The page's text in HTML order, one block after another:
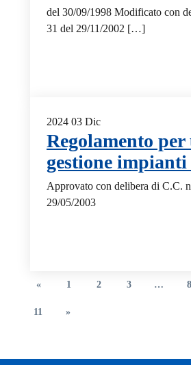
del 30/09/1998 Modificato con
31 del 29/11/2002 […]
2024 03 Dic
Regolamento per
gestione
Approvato con delibera di C.C.
29/05/2003
« 1 2 3 … 8
11 »